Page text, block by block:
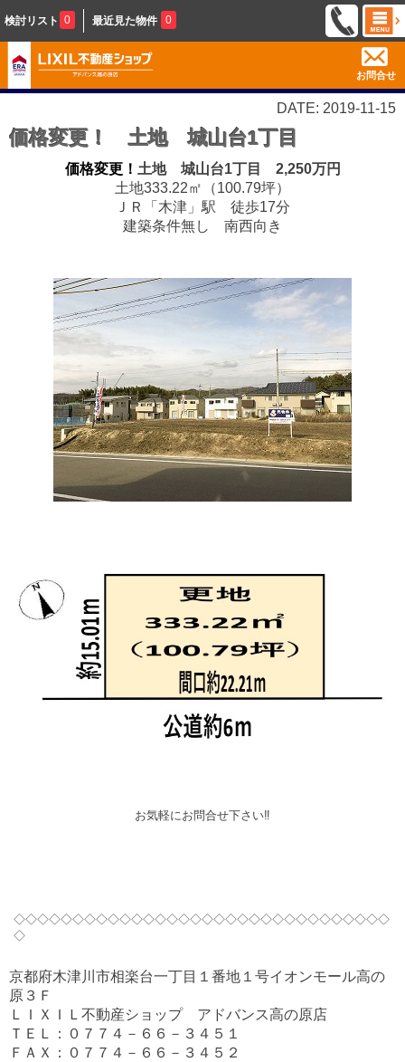
検討リスト 0 最近見た物件 0
お問合せ
DATE: 2019-11-15
価格変更！ 土地 城山台1丁目
価格変更！ 土地 城山台1丁目 2,250万円
土地333.22㎡（100.79坪）
ＪＲ「木津」駅 徒歩17分
建築条件無し 南西向き
お気軽にお問合せ下さい‼
◇◇◇◇◇◇◇◇◇◇◇◇◇◇◇◇◇◇◇◇◇◇◇◇◇◇◇◇◇◇◇◇
◇
京都府木津川市相楽台一丁目１番地１号イオンモール高の
原３Ｆ
ＬＩＸＩＬ不動産ショップ アドバンス高の原店
ＴＥＬ：０７７４－６６－３４５１
ＦＡＸ：０７７４－６６－３４５２